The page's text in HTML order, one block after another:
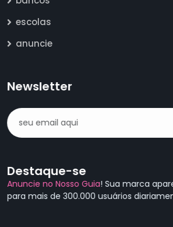
escolas
anuncie
Newsletter
Destaque-se
Anuncie no Nosso Guia! Sua marca
para mais de 300.000 usuários